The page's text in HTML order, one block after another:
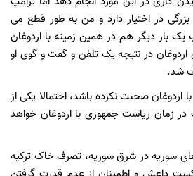
در اختیار دارد و من به طور قطع می
بار دیگر هم در همین زمینه با اردوغان
اردوغان در نتیجه یک تلفن و گفت و گوی او
شد.
اردوغان صحبت نکرده باشد، احتمالا یکی از
در زمان ریاست جمهوری با اردوغان خواهد
سوریه در شرق سوریه، تصرف خاک ترکیه